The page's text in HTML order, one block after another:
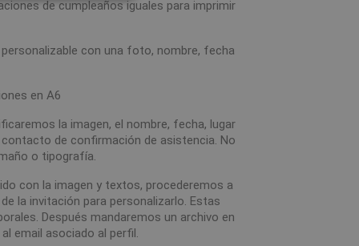
de cumpleaños iguales para imprimir
con una foto, nombre, fecha
en A6
la imagen, el nombre, fecha, lugar
de confirmación de asistencia. No
o tipografía.
con la imagen y textos, procederemos a
la invitación para personalizarlo. Estas
Después mandaremos un archivo en
email asociado al perfil.